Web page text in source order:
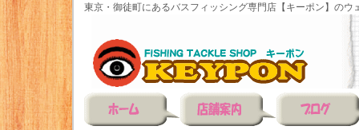
東京・御徒町にあるバスフィッシング専門店【キーポン】のウ